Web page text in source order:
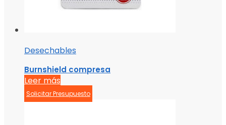
Desechables
Burnshield compresa
Leer más
Solicitar Presupuesto